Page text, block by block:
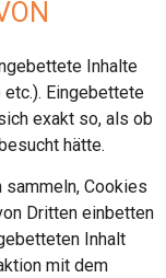
Inhalte
etc.). Eingebettete
exakt so, als ob
hätte.
Cookies
Dritten einbetten
Inhalt
mit dem